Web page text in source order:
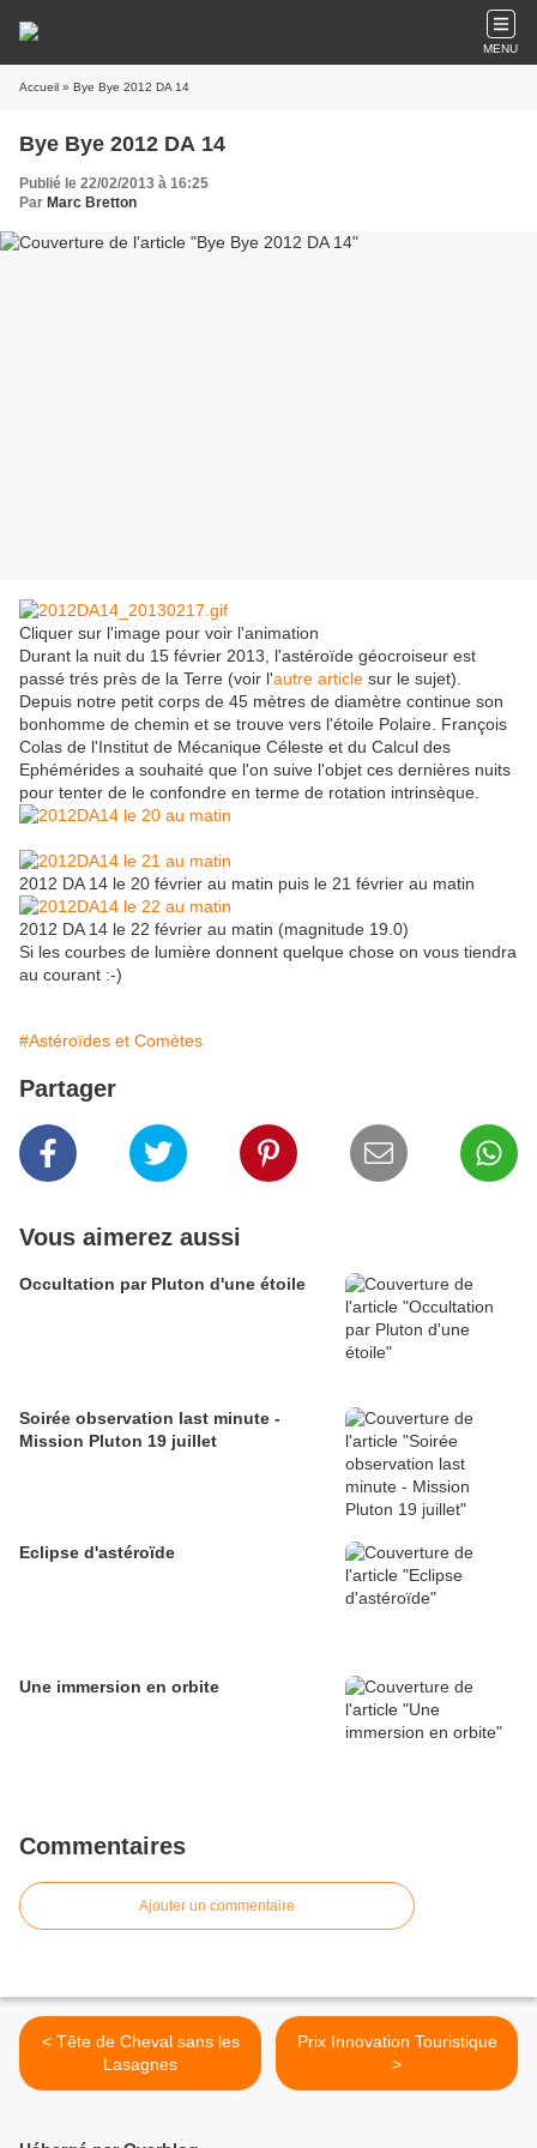
MENU
Accueil » Bye Bye 2012 DA 14
Bye Bye 2012 DA 14
Publié le 22/02/2013 à 16:25
Par Marc Bretton
Cliquer sur l'image pour voir l'animation
Durant la nuit du 15 février 2013, l'astéroïde géocroiseur est
passé trés près de la Terre (voir l'autre article sur le sujet).
Depuis notre petit corps de 45 mètres de diamètre continue son
bonhomme de chemin et se trouve vers l'étoile Polaire. François
Colas de l'Institut de Mécanique Céleste et du Calcul des
Ephémérides a souhaité que l'on suive l'objet ces dernières nuits
pour tenter de le confondre en terme de rotation intrinsèque.
2012 DA 14 le 20 février au matin puis le 21 février au matin
2012 DA 14 le 22 février au matin (magnitude 19.0)
Si les courbes de lumière donnent quelque chose on vous tiendra
au courant :-)
#Astéroïdes et Comètes
Partager
Vous aimerez aussi
Occultation par Pluton d'une étoile
Soirée observation last minute -
Mission Pluton 19 juillet
Eclipse d'astéroïde
Une immersion en orbite
Commentaires
Ajouter un commentaire
< Tête de Cheval sans les
Lasagnes
Prix Innovation Touristique
>